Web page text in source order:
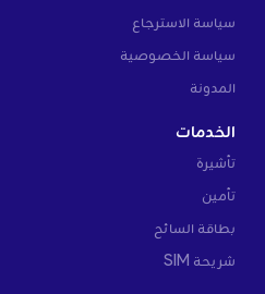
سياسة الاسترجاع
سياسة الخصوصية
المدونة
الخدمات
تأشيرة
تأمين
بطاقة السائح
شريحة SIM